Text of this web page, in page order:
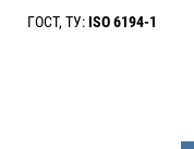
ГОСТ, ТУ:ISO 6194-1